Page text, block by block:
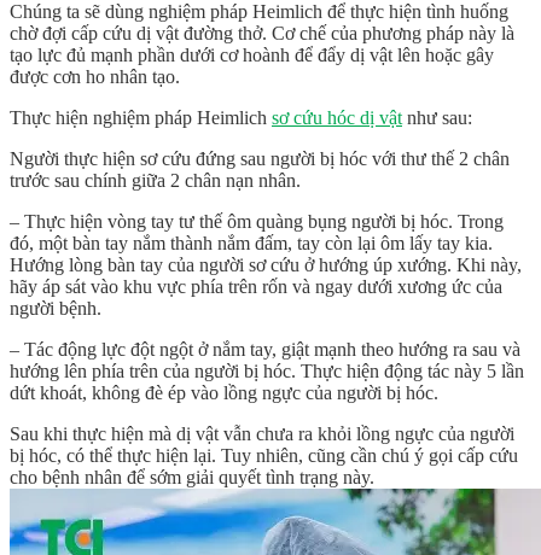
Chúng ta sẽ dùng nghiệm pháp Heimlich để thực hiện tình huống
chờ đợi cấp cứu dị vật đường thở. Cơ chế của phương pháp này là
tạo lực đủ mạnh phần dưới cơ hoành để đẩy dị vật lên hoặc gây
được cơn ho nhân tạo.
Thực hiện nghiệm pháp Heimlich sơ cứu hóc dị vậtnhư sau:
Người thực hiện sơ cứu đứng sau người bị hóc với thư thế 2 chân
trước sau chính giữa 2 chân nạn nhân.
– Thực hiện vòng tay tư thế ôm quàng bụng người bị hóc. Trong
đó, một bàn tay nắm thành nắm đấm, tay còn lại ôm lấy tay kia.
Hướng lòng bàn tay của người sơ cứu ở hướng úp xướng. Khi này,
hãy áp sát vào khu vực phía trên rốn và ngay dưới xương ức của
người bệnh.
– Tác động lực đột ngột ở nắm tay, giật mạnh theo hướng ra sau và
hướng lên phía trên của người bị hóc. Thực hiện động tác này 5 lần
dứt khoát, không đè ép vào lồng ngực của người bị hóc.
Sau khi thực hiện mà dị vật vẫn chưa ra khỏi lồng ngực của người
bị hóc, có thể thực hiện lại. Tuy nhiên, cũng cần chú ý gọi cấp cứu
cho bệnh nhân để sớm giải quyết tình trạng này.